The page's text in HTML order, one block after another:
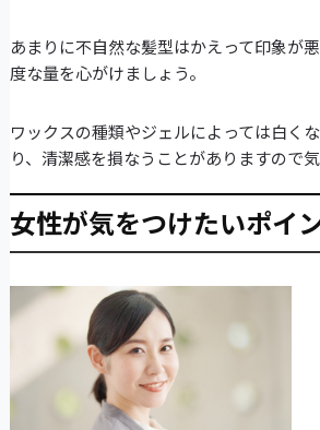
あまりに不自然な髪型はかえって印象が
度な量を心がけましょう。
ワックスの種類やジェルによっては白く
り、清潔感を損なうことがありますので
女性が気をつけたいポイ